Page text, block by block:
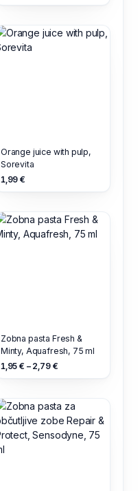
Orange juice with pulp,
Sorevita
1,99 €
Zobna pasta Fresh &
Minty, Aquafresh, 75 ml
1,95 € – 2,79 €